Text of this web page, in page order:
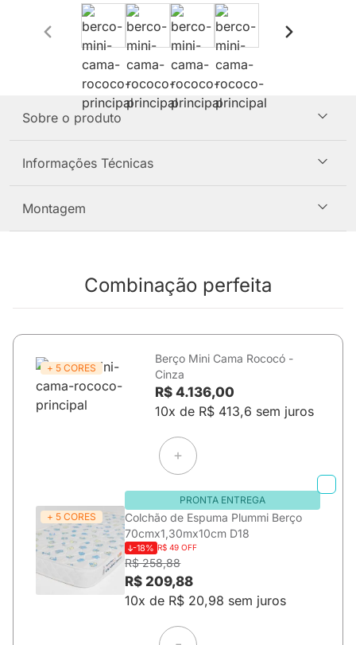
Sobre o produto
Informações Técnicas
Montagem
Combinação perfeita
+ 5 CORES
Berço Mini Cama Rococó -
Cinza
R$ 4.136,00
10x de R$ 413,6 sem juros
+ 5 CORES
PRONTA ENTREGA
Colchão de Espuma Plummi Berço
70cmx1,30mx10cm D18
-18% R$ 49 OFF
R$ 258,88
R$ 209,88
10x de R$ 20,98 sem juros